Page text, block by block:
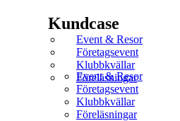
Kundcase
Event & Resor
Företagsevent
Klubbkvällar
Föreläsningar
Event & Resor
Företagsevent
Klubbkvällar
Föreläsningar